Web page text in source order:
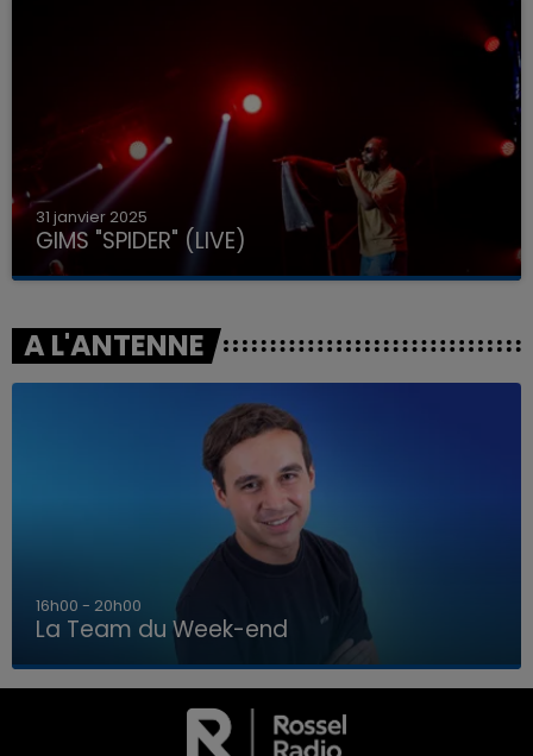
LA TEAM DU WEEK-END
31 janvier 2025
GIMS "SPIDER" (LIVE)
A L'ANTENNE
7h00 - 12h00
La Team du Week-end